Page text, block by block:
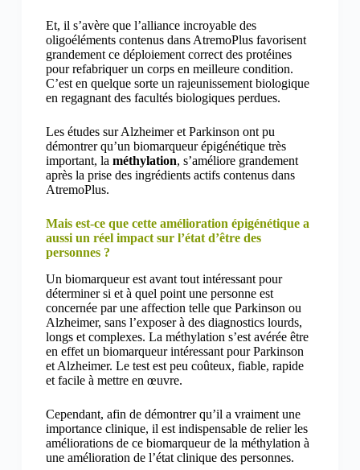
Et, il s’avère que l’alliance incroyable des
oligoéléments contenus dans AtremoPlus favorisent
grandement ce déploiement correct des protéines
pour refabriquer un corps en meilleure condition.
C’est en quelque sorte un rajeunissement biologique
en regagnant des facultés biologiques perdues.
Les études sur Alzheimer et Parkinson ont pu
démontrer qu’un biomarqueur épigénétique très
important, la méthylation, s’améliore grandement
après la prise des ingrédients actifs contenus dans
AtremoPlus.
Mais est-ce que cette amélioration épigénétique a
aussi un réel impact sur l’état d’être des
personnes ?
Un biomarqueur est avant tout intéressant pour
déterminer si et à quel point une personne est
concernée par une affection telle que Parkinson ou
Alzheimer, sans l’exposer à des diagnostics lourds,
longs et complexes. La méthylation s’est avérée être
en effet un biomarqueur intéressant pour Parkinson
et Alzheimer. Le test est peu coûteux, fiable, rapide
et facile à mettre en œuvre.
Cependant, afin de démontrer qu’il a vraiment une
importance clinique, il est indispensable de relier les
améliorations de ce biomarqueur de la méthylation à
une amélioration de l’état clinique des personnes.